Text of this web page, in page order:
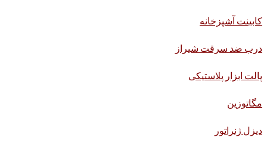
کابینت آشپزخانه
درب ضد سرقت شیراز
پالت ابزار پلاستیکی
مگاتوزین
دیزل ژنراتور